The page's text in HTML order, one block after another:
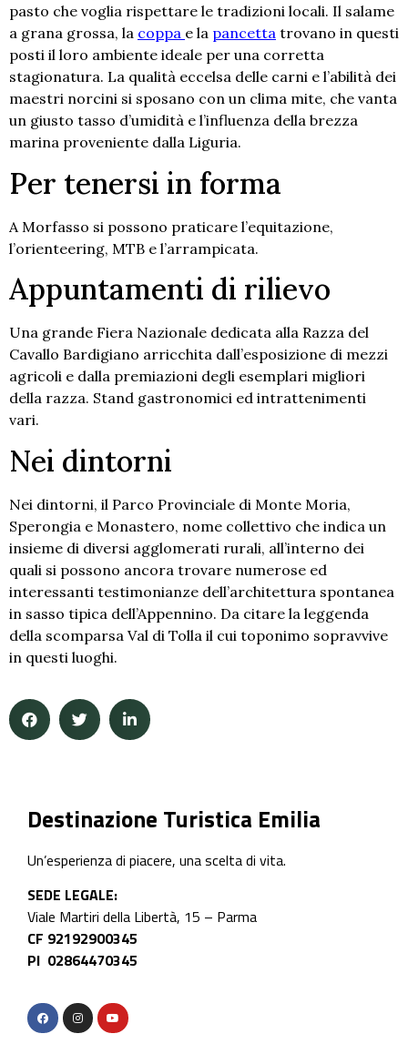
pasto che voglia rispettare le tradizioni locali. Il salame
a grana grossa, la coppa e la pancetta trovano in questi
posti il loro ambiente ideale per una corretta
stagionatura. La qualità eccelsa delle carni e l’abilità dei
maestri norcini si sposano con un clima mite, che vanta
un giusto tasso d’umidità e l’influenza della brezza
marina proveniente dalla Liguria.
Per tenersi in forma
A Morfasso si possono praticare l’equitazione,
l’orienteering, MTB e l’arrampicata.
Appuntamenti di rilievo
Una grande Fiera Nazionale dedicata alla Razza del
Cavallo Bardigiano arricchita dall’esposizione di mezzi
agricoli e dalla premiazioni degli esemplari migliori
della razza. Stand gastronomici ed intrattenimenti
vari.
Nei dintorni
Nei dintorni, il Parco Provinciale di Monte Moria,
Sperongia e Monastero, nome collettivo che indica un
insieme di diversi agglomerati rurali, all’interno dei
quali si possono ancora trovare numerose ed
interessanti testimonianze dell’architettura spontanea
in sasso tipica dell’Appennino. Da citare la leggenda
della scomparsa Val di Tolla il cui toponimo sopravvive
in questi luoghi.
Destinazione Turistica Emilia
Un’esperienza di piacere, una scelta di vita.
SEDE LEGALE:
Viale Martiri della Libertà, 15 – Parma
CF 92192900345
PI 02864470345